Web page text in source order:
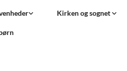
Kirken og sognet